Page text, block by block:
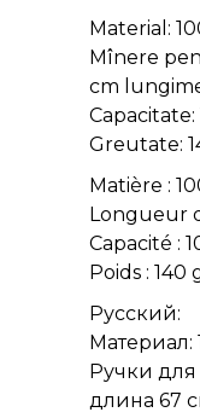
Material:
Mînere
cm
Capacitate:
Greutate:
Matière :
Longueur
Capacité :
Poids : 140
Русский:
Материал:
Ручки для
длина 67